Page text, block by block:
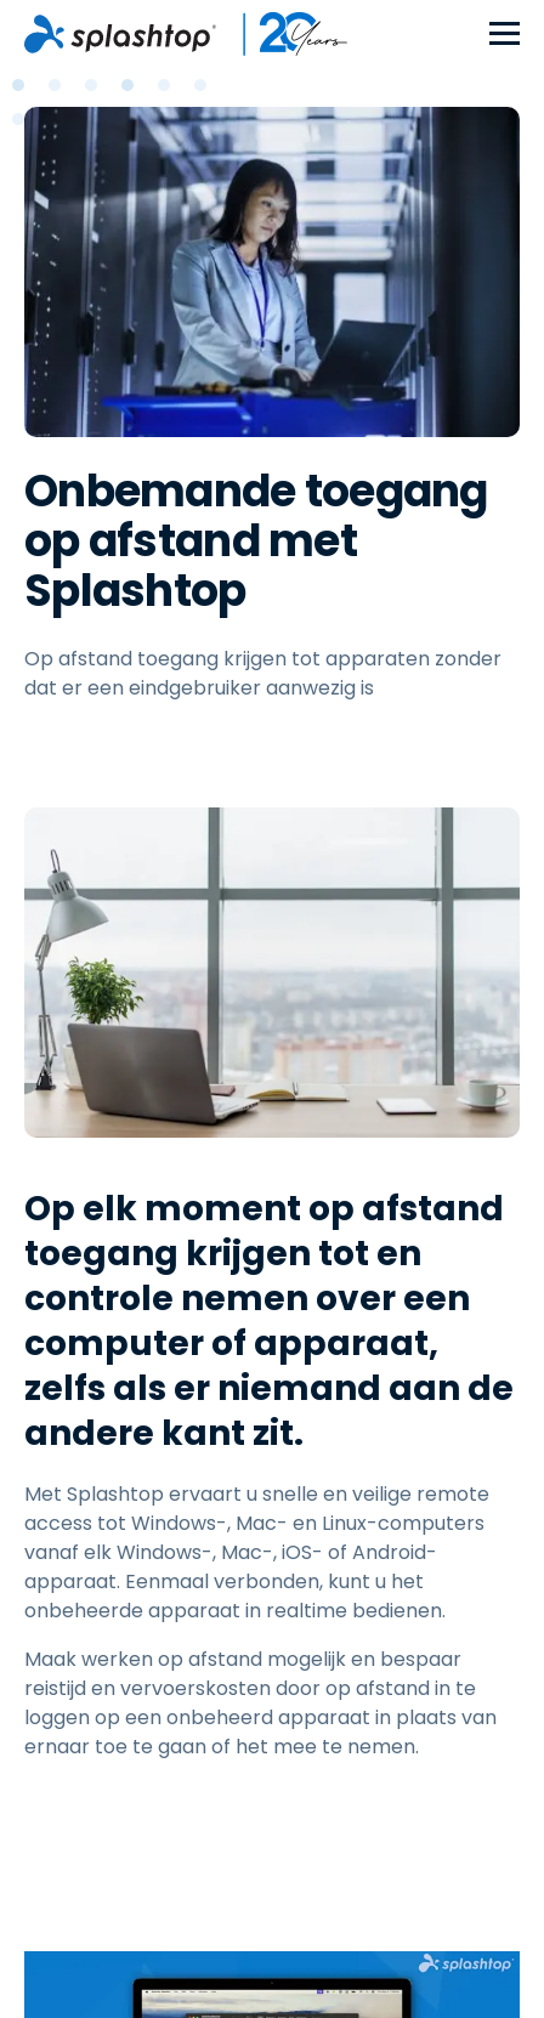
Onbemande toegang
op afstand met
Splashtop
Op afstand toegang krijgen tot apparaten zonder
dat er een eindgebruiker aanwezig is
Op elk moment op afstand
toegang krijgen tot en
controle nemen over een
computer of apparaat,
zelfs als er niemand aan de
andere kant zit.
Met Splashtop ervaart u snelle en veilige remote
access tot Windows-, Mac- en Linux-computers
vanaf elk Windows-, Mac-, iOS- of Android-
apparaat. Eenmaal verbonden, kunt u het
onbeheerde apparaat in realtime bedienen.
Maak werken op afstand mogelijk en bespaar
reistijd en vervoerskosten door op afstand in te
loggen op een onbeheerd apparaat in plaats van
ernaar toe te gaan of het mee te nemen.